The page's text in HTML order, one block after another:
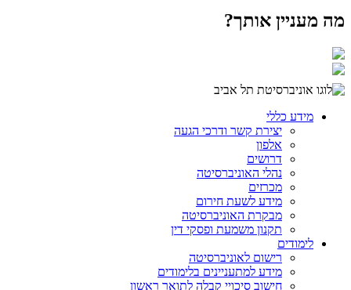
מה מעניין אותך?
מידע כללי
יצירת קשר ודרכי הגעה
אלפון
דרושים
נהלי האוניברסיטה
מכרזים
מידע לשעת חירום
מבקרת האוניברסיטה
תקנון משמעת ופסקי דין
לימודים
רישום לאוניברסיטה
מידע למתעניינים בלימודים
חישוב סיכויי קבלה לתואר ראשון